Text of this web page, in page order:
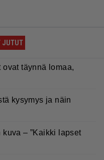
JUTUT
täynnä lomaa,
kysymys ja näin
– ”Kaikki lapset